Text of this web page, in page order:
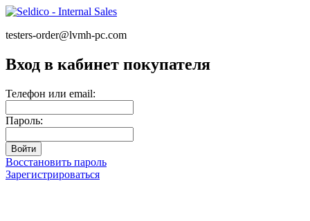
testers-order@lvmh-pc.com
Вход в кабинет покупателя
Телефон или email:
Пароль:
Восстановить пароль
Зарегистрироваться